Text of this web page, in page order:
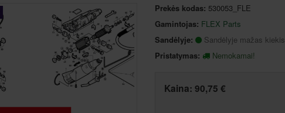
Prekės kodas: 530053_FLE
Gamintojas: FLEX Parts
Sandėlyje:
Sandėlyje mažas kiekis
Pristatymas:
Nemokamai!
Kaina: 90,75 €